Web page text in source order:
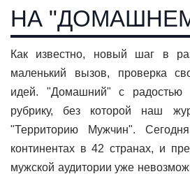
НА
Как известно, новый шаг в
маленький вызов, проверка
идей. "Домашний" с радостью
рубрику, без которой наш
"Территорию Мужчин".
континентах в 42 странах, и
мужской аудитории уже